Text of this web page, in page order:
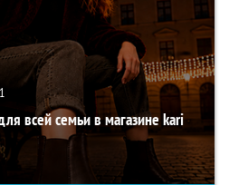
всей семьи в магазине kari